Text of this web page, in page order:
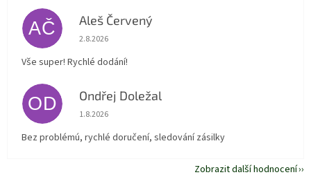
AČ Aleš Červený
Hodnocení obchodu je 5 z 5 hvězdiček.
2.8.2026
Vše super! Rychlé dodání!
OD Ondřej Doležal
Hodnocení obchodu je 5 z 5 hvězdiček.
1.8.2026
Bez problémú, rychlé doručení, sledování zásilky
Zobrazit další hodnocení